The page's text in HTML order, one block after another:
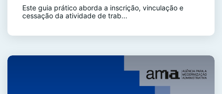
Este guia prático aborda a inscrição, vinculação e
cessação da atividade de trab...